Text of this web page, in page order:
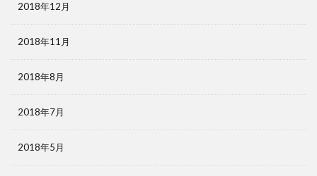
2018年12月
2018年11月
2018年8月
2018年7月
2018年5月